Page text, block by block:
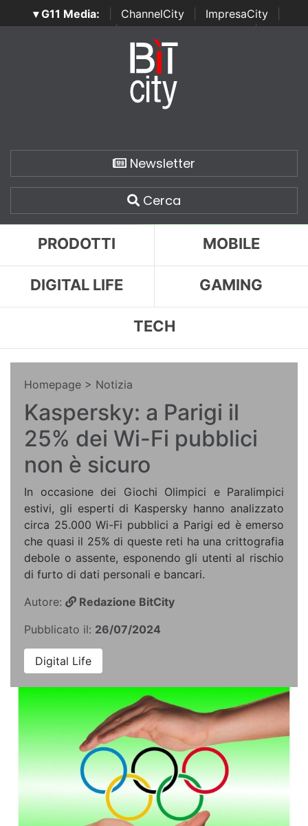
▾ G11 Media: ChannelCity ImpresaCity
SecurityOpenLab | Italian Channel Awards | Italian
Italian Security Awards
Newsletter
Cerca
PRODOTTI MOBILE
DIGITAL LIFE GAMING
TECH
Homepage > Notizia
Kaspersky: a Parigi il
25% dei Wi-Fi pubblici
non è sicuro
In occasione dei Giochi Olimpici e Paralimpici
estivi, gli esperti di Kaspersky hanno analizzato
circa 25.000 Wi-Fi pubblici a Parigi ed è emerso
che quasi il 25% di queste reti ha una crittografia
debole o assente, esponendo gli utenti al rischio
di furto di dati personali e bancari.
Autore:
Redazione BitCity
Pubblicato il: 26/07/2024
Digital Life